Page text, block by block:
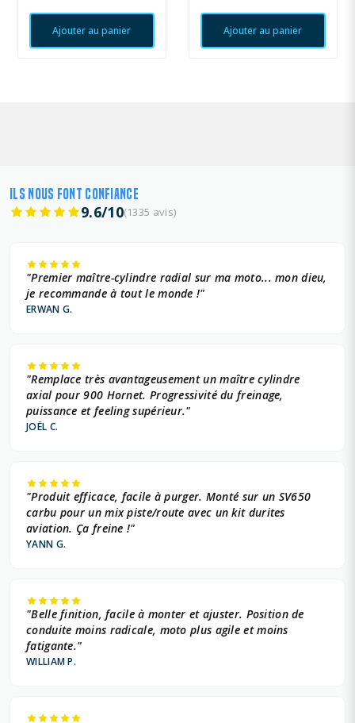
Ajouter au panier Ajouter au panier
ILS NOUS FONT CONFIANCE
9.6/10(1335 avis)
"Premier maître-cylindre radial sur ma moto... mon dieu,
je recommande à tout le monde !"
ERWAN G.
"Remplace très avantageusement un maître cylindre
axial pour 900 Hornet. Progressivité du freinage,
puissance et feeling supérieur."
JOËL C.
"Produit efficace, facile à purger. Monté sur un SV650
carbu pour un mix piste/route avec un kit durites
aviation. Ça freine !"
YANN G.
"Belle finition, facile à monter et ajuster. Position de
conduite moins radicale, moto plus agile et moins
fatigante."
WILLIAM P.